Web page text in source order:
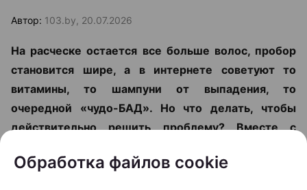
Автор: 103.by, 20.07.2026
На расческе остается все больше волос, пробор
становится шире, а в интернете советуют то
витамины, то шампуни от выпадения, то
очередной «чудо-БАД». Но что делать, чтобы
действительно решить проблему? Вместе с
основателем и руководителем Центра
Обработка файлов cookie